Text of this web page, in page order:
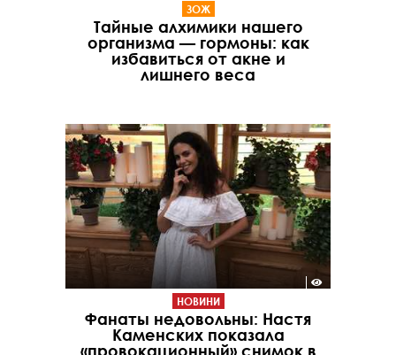
ЗОЖ
Тайные алхимики нашего
организма — гормоны: как
избавиться от акне и
лишнего веса
НОВИНИ
Фанаты недовольны: Настя
Каменских показала
«провокационный» снимок в